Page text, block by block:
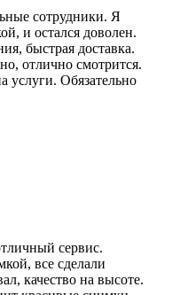
сотрудники. Я
и остался доволен.
быстрая доставка.
отлично смотрится.
услуги. Обязательно
сервис.
все сделали
качество на высоте.